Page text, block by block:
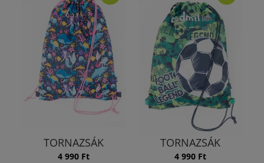
TORNAZSÁK
4 990 Ft
TORNAZSÁK
4 990 Ft